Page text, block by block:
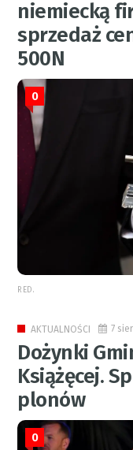
niemiecką
sprzedaż
500N
0
RED.
AKTUALNOŚCI 7
Dożynki
Książęcej.
plonów
0